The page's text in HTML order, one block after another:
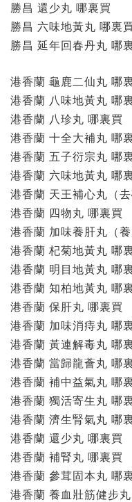
勝昌 還少丸 哪裏買
勝昌 六味地黃丸 哪裏
勝昌 延年回春丹丸 哪
港香蘭 龜鹿二仙丸 哪
港香蘭 八味地黃丸 哪
港香蘭 八珍丸 哪裏買
港香蘭 十全大補丸 哪
港香蘭 五子衍宗丸 哪
港香蘭 六味地黃丸 哪
港香蘭 天王補心丸（
港香蘭 四物丸 哪裏買
港香蘭 加味養肝丸（
港香蘭 杞菊地黃丸 哪
港香蘭 明目地黃丸 哪
港香蘭 知柏地黃丸 哪
港香蘭 保肝丸 哪裏買
港香蘭 加味消痔丸 哪
港香蘭 黃連解毒丸 哪
港香蘭 當歸龍薈丸 哪
港香蘭 補中益氣丸 哪
港香蘭 獨活寄生丸 哪
港香蘭 濟生腎氣丸 哪
港香蘭 還少丸 哪裏買
港香蘭 補腎丸 哪裏買
港香蘭 參茸固本丸 哪
港香蘭 養血壯筋健步